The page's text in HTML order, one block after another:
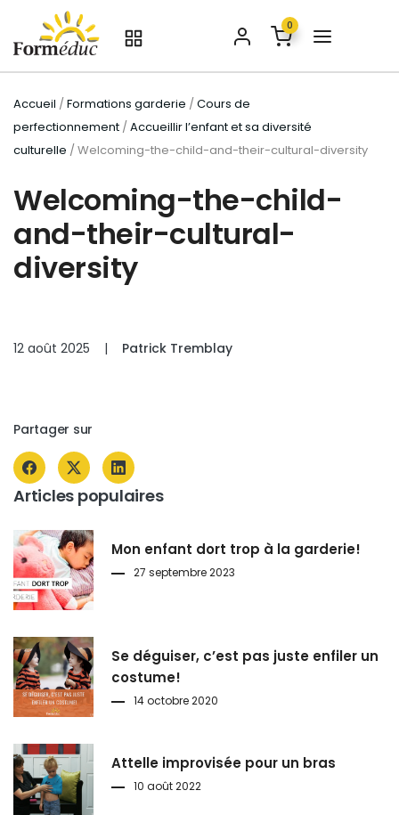
0
Accueil /Formations garderie /Cours de
perfectionnement /Accueillir l’enfant et sa diversité
culturelle / Welcoming-the-child-and-their-cultural-diversity
Welcoming-the-child-
and-their-cultural-
diversity
12 août 2025 | Patrick Tremblay
Partager sur
Articles populaires
Mon enfant dort trop à la garderie!
27 septembre 2023
Se déguiser, c’est pas juste enfiler un
costume!
14 octobre 2020
Attelle improvisée pour un bras
10 août 2022